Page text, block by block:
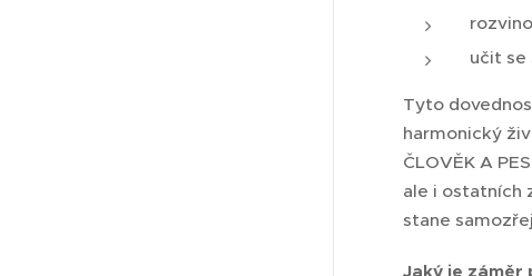
učit se
Tyto
harmonický
ČLOVĚK A
ale i ostatních
stane
Jaký je záměr